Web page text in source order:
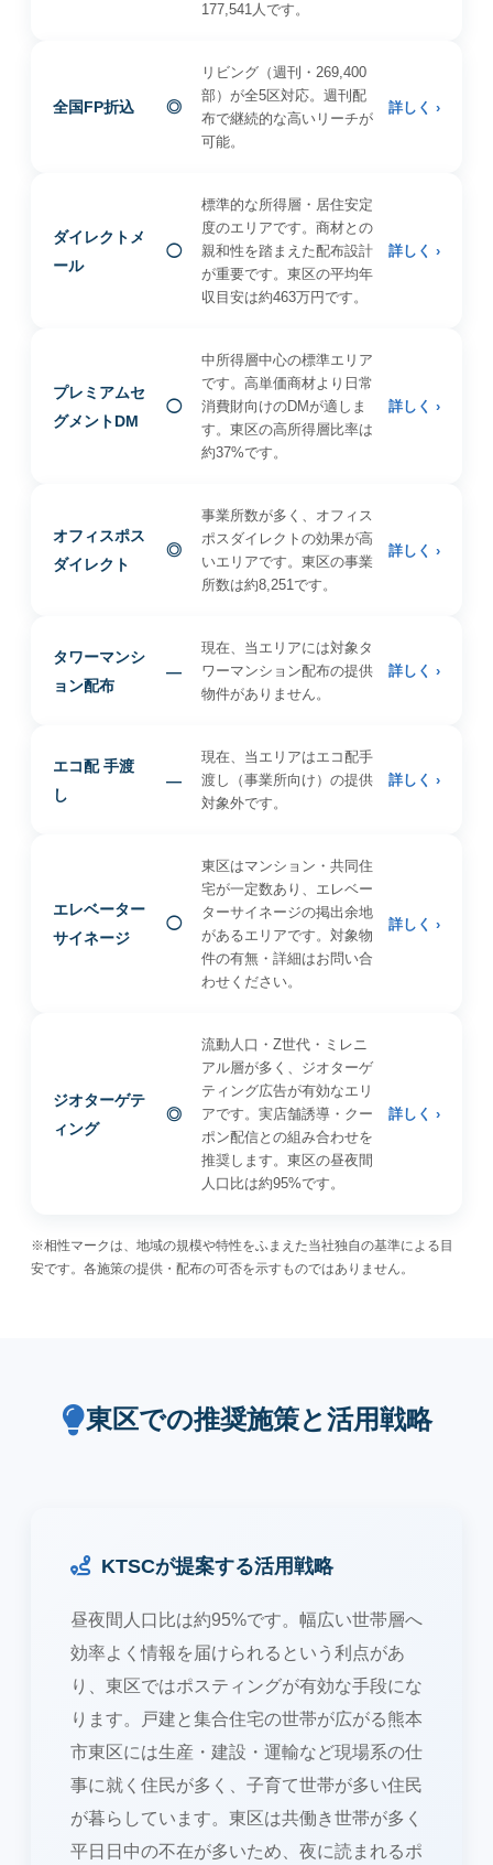
177,541人です。
全国FP折込 ◎
リビング（週刊・269,400
部）が全5区対応。週刊配
布で継続的な高いリーチが
可能。
詳しく ›
ダイレクトメ
ール
◯
標準的な所得層・居住安定
度のエリアです。商材との
親和性を踏まえた配布設計
が重要です。東区の平均年
収目安は約463万円です。
詳しく ›
プレミアムセ
グメントDM
◯
中所得層中心の標準エリア
です。高単価商材より日常
消費財向けのDMが適しま
す。東区の高所得層比率は
約37%です。
詳しく ›
オフィスポス
ダイレクト
◎
事業所数が多く、オフィス
ポスダイレクトの効果が高
いエリアです。東区の事業
所数は約8,251です。
詳しく ›
タワーマンシ
ョン配布
—
現在、当エリアには対象タ
ワーマンション配布の提供
物件がありません。
詳しく ›
エコ配 手渡
し
—
現在、当エリアはエコ配手
渡し（事業所向け）の提供
対象外です。
詳しく ›
エレベーター
サイネージ
◯
東区はマンション・共同住
宅が一定数あり、エレベー
ターサイネージの掲出余地
があるエリアです。対象物
件の有無・詳細はお問い合
わせください。
詳しく ›
ジオターゲテ
ィング
◎
流動人口・Z世代・ミレニ
アル層が多く、ジオターゲ
ティング広告が有効なエリ
アです。実店舗誘導・クー
ポン配信との組み合わせを
推奨します。東区の昼夜間
人口比は約95%です。
詳しく ›
※相性マークは、地域の規模や特性をふまえた当社独自の基準による目
安です。各施策の提供・配布の可否を示すものではありません。
東区での推奨施策と活用戦略
KTSCが提案する活用戦略
昼夜間人口比は約95%です。幅広い世帯層へ
効率よく情報を届けられるという利点があ
り、東区ではポスティングが有効な手段にな
ります。戸建と集合住宅の世帯が広がる熊本
市東区には生産・建設・運輸など現場系の仕
事に就く住民が多く、子育て世帯が多い住民
が暮らしています。東区は共働き世帯が多く
平日日中の不在が多いため、夜に読まれるポ